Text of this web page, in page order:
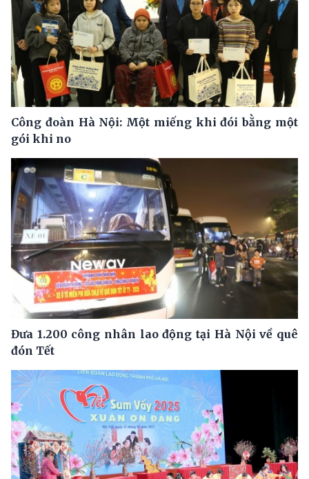
Công đoàn Hà Nội: Một miếng khi đói bằng một
gói khi no
Đưa 1.200 công nhân lao động tại Hà Nội về quê
đón Tết